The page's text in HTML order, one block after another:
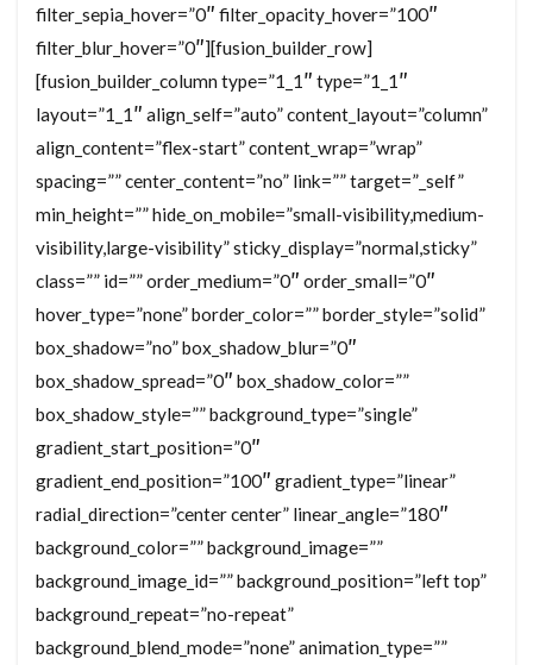
filter_sepia_hover=”0″ filter_opacity_hover=”100″
filter_blur_hover=”0″][fusion_builder_row]
[fusion_builder_column type=”1_1″ type=”1_1″
layout=”1_1″ align_self=”auto” content_layout=”column”
align_content=”flex-start” content_wrap=”wrap”
spacing=”” center_content=”no” link=”” target=”_self”
min_height=”” hide_on_mobile=”small-visibility,medium-
visibility,large-visibility” sticky_display=”normal,sticky”
class=”” id=”” order_medium=”0″ order_small=”0″
hover_type=”none” border_color=”” border_style=”solid”
box_shadow=”no” box_shadow_blur=”0″
box_shadow_spread=”0″ box_shadow_color=””
box_shadow_style=”” background_type=”single”
gradient_start_position=”0″
gradient_end_position=”100″ gradient_type=”linear”
radial_direction=”center center” linear_angle=”180″
background_color=”” background_image=””
background_image_id=”” background_position=”left top”
background_repeat=”no-repeat”
background_blend_mode=”none” animation_type=””